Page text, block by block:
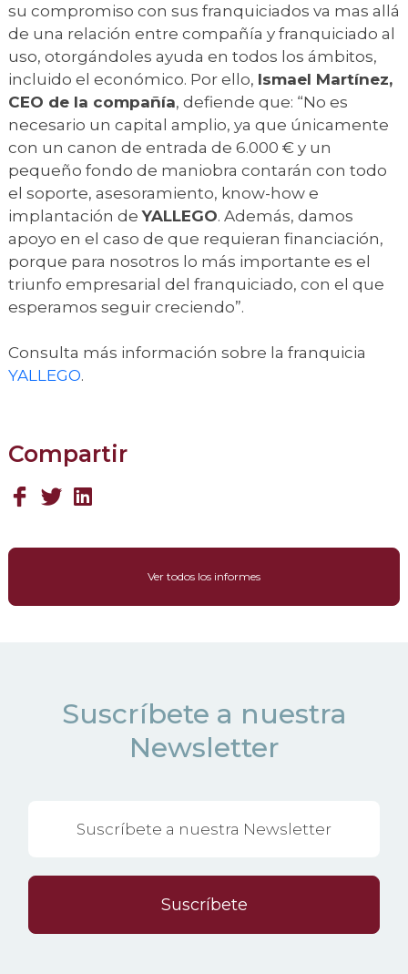
su compromiso con sus franquiciados va mas allá
de una relación entre compañía y franquiciado al
uso, otorgándoles ayuda en todos los ámbitos,
incluido el económico. Por ello, Ismael Martínez,
CEO de la compañía, defiende que: “No es
necesario un capital amplio, ya que únicamente
con un canon de entrada de 6.000 € y un
pequeño fondo de maniobra contarán con todo
el soporte, asesoramiento, know-how e
implantación deYALLEGO. Además, damos
apoyo en el caso de que requieran financiación,
porque para nosotros lo más importante es el
triunfo empresarial del franquiciado, con el que
esperamos seguir creciendo”.
Consulta más información sobre la franquicia
YALLEGO.
Compartir
Ver todos los informes
Suscríbete a nuestra
Newsletter
Suscríbete